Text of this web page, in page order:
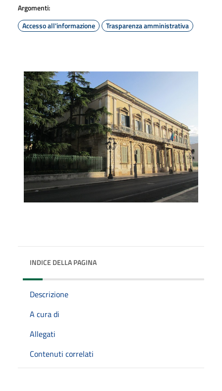
Argomenti:
Accesso all'informazione
Trasparenza amministrativa
INDICE DELLA PAGINA
Descrizione
A cura di
Allegati
Contenuti correlati